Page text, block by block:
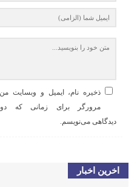
ذخیره نام، ایمیل و وبسایت
مرورگر برای زمانی که
دیدگاهی می‌نویسم.
اخرین اخبار